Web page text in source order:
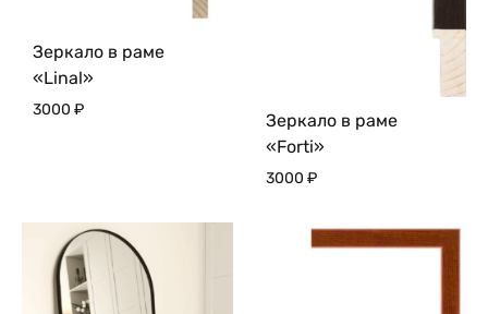
Зеркало в раме
«Linal»
3000 ₽
Зеркало в раме
«Forti»
3000 ₽